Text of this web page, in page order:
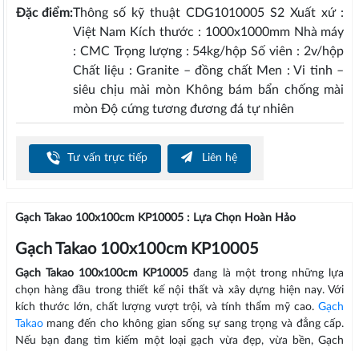
Đặc điểm:Thông số kỹ thuật CDG1010005 S2 Xuất xứ :
Việt Nam Kích thước : 1000x1000mm Nhà máy
: CMC Trọng lượng : 54kg/hộp Số viên : 2v/hộp
Chất liệu : Granite – đồng chất Men : Vi tinh –
siêu chịu mài mòn Không bám bẩn chống mài
mòn Độ cứng tương đương đá tự nhiên
Tư vấn trực tiếp Liên hệ
Gạch Takao 100x100cm KP10005 : Lựa Chọn Hoàn Hảo
Gạch Takao 100x100cm KP10005
Gạch Takao 100x100cm KP10005 đang là một trong những lựa
chọn hàng đầu trong thiết kế nội thất và xây dựng hiện nay. Với
kích thước lớn, chất lượng vượt trội, và tính thẩm mỹ cao.Gạch
Takaomang đến cho không gian sống sự sang trọng và đẳng cấp.
Nếu bạn đang tìm kiếm một loại gạch vừa đẹp, vừa bền, Gạch